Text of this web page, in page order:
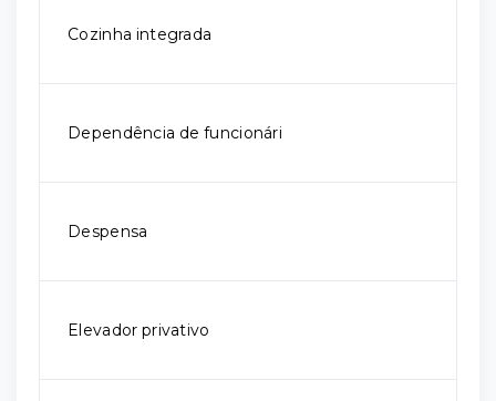
Cozinha integrada
Dependência de funcionári
Despensa
Elevador privativo